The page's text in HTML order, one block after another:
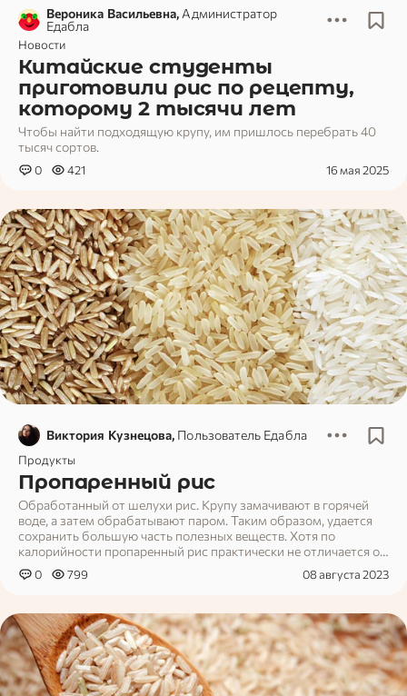
Вероника Васильевна, Администратор
Едабла
Новости
Китайские студенты
приготовили рис по рецепту,
которому 2 тысячи лет
Чтобы найти подходящую крупу, им пришлось перебрать 40
тысяч сортов.
0 421 16 мая 2025
Виктория Кузнецова, Пользователь Едабла
Продукты
Пропаренный рис
Обработанный от шелухи рис. Крупу замачивают в горячей
воде, а затем обрабатывают паром. Таким образом, удается
сохранить большую часть полезных веществ. Хотя по
калорийности пропаренный рис практически не отличается от
обычного шлифованного.
0 799 08 августа 2023